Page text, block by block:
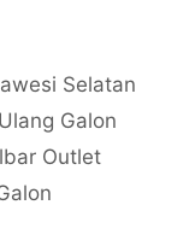
Selatan
Galon
Outlet